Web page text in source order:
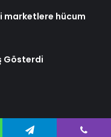
marketlere hücum
Gösterdi